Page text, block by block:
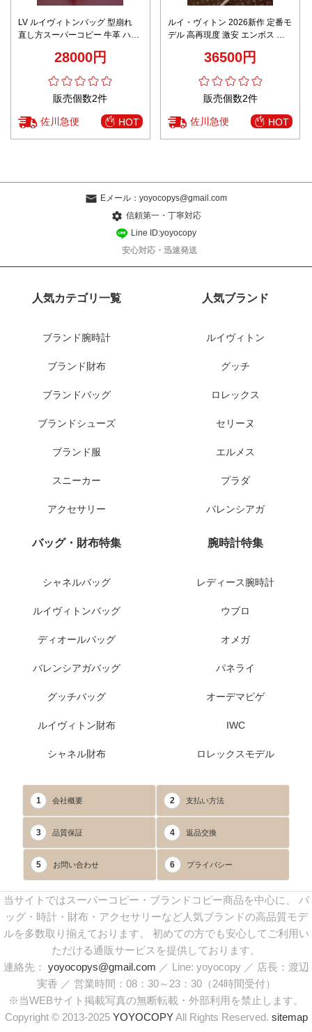
LV ルイヴィトンバッグ 型崩れ
直し方スーパーコピー 牛革 ハン
28000円
販売個数2件
佐川急便 HOT
ルイ・ヴィトン 2026新作 定番モ
デル 高再現度 激安 エンボス カ
な刻印 精密ディテール 安心サイ
36500円
販売個数2件
佐川急便 HOT
Eメール： yoyocopys@gmail.com
信頼第一・丁寧対応
Line ID:yoyocopy
安心対応・迅速発送
人気カテゴリ一覧
ブランド腕時計
ブランド財布
ブランドバッグ
ブランドシューズ
ブランド服
スニーカー
アクセサリー
人気ブランド
ルイヴィトン
グッチ
ロレックス
セリーヌ
エルメス
プラダ
バレンシアガ
バッグ・財布特集
シャネルバッグ
ルイヴィトンバッグ
ディオールバッグ
バレンシアガバッグ
グッチバッグ
ルイヴィトン財布
シャネル財布
腕時計特集
レディース腕時計
ウブロ
オメガ
パネライ
オーデマピゲ
IWC
ロレックスモデル
1 会社概要 2 支払い方法
3 品質保証 4 返品交換
5 お問い合わせ 6 プライバシー
当サイトではスーパーコピー・ブランドコピー商品を中心に、 バ
ッグ・時計・財布・アクセサリーなど人気ブランドの高品質モデ
ルを多数取り揃えております。 初めての方でも安心してご利用い
ただける通販サービスを提供しております。
連絡先： yoyocopys@gmail.com ／ Line: yoyocopy ／ 店長：渡辺
実香 ／ 営業時間：08：30～23：30（24時間受付）
※当WEBサイト掲載写真の無断転載・外部利用を禁止します。
Copyright © 2013-2025 YOYOCOPYAll Rights Reserved. sitemap